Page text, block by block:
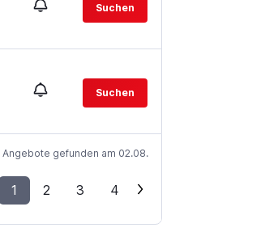
Suchen
Suchen
Angebote gefunden am 02.08.
1 2 3 4